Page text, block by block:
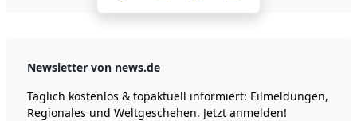
Newsletter von news.de
Täglich kostenlos & topaktuell informiert: Eilmeldungen,
Regionales und Weltgeschehen. Jetzt anmelden!